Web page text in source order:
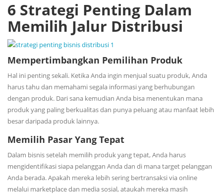
6 Strategi Penting Dalam
Memilih Jalur Distribusi
Mempertimbangkan Pemilihan Produk
Hal ini penting sekali. Ketika Anda ingin menjual suatu produk, Anda
harus tahu dan memahami segala informasi yang berhubungan
dengan produk. Dari sana kemudian Anda bisa menentukan mana
produk yang paling berkualitas dan punya peluang atau manfaat lebih
besar daripada produk lainnya.
Memilih Pasar Yang Tepat
Dalam bisnis setelah memilih produk yang tepat, Anda harus
mengidentifikasi siapa pelanggan Anda dan di mana target pelanggan
Anda berada. Apakah mereka lebih sering bertransaksi via online
melalui marketplace dan media sosial, ataukah mereka masih